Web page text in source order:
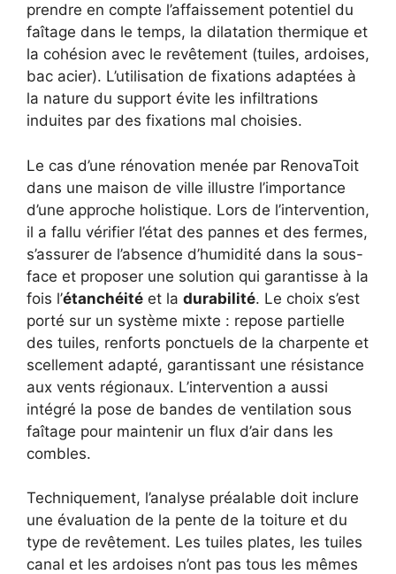
prendre en compte l’affaissement potentiel du
faîtage dans le temps, la dilatation thermique et
la cohésion avec le revêtement (tuiles, ardoises,
bac acier). L’utilisation de fixations adaptées à
la nature du support évite les infiltrations
induites par des fixations mal choisies.
Le cas d’une rénovation menée par RenovaToit
dans une maison de ville illustre l’importance
d’une approche holistique. Lors de l’intervention,
il a fallu vérifier l’état des pannes et des fermes,
s’assurer de l’absence d’humidité dans la sous-
face et proposer une solution qui garantisse à la
fois l’étanchéité et la durabilité. Le choix s’est
porté sur un système mixte : repose partielle
des tuiles, renforts ponctuels de la charpente et
scellement adapté, garantissant une résistance
aux vents régionaux. L’intervention a aussi
intégré la pose de bandes de ventilation sous
faîtage pour maintenir un flux d’air dans les
combles.
Techniquement, l’analyse préalable doit inclure
une évaluation de la pente de la toiture et du
type de revêtement. Les tuiles plates, les tuiles
canal et les ardoises n’ont pas tous les mêmes